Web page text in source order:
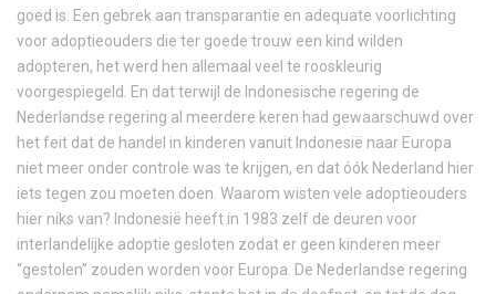
goed is. Een gebrek aan transparantie en adequate voorlichting
voor adoptieouders die ter goede trouw een kind wilden
adopteren, het werd hen allemaal veel te rooskleurig
voorgespiegeld. En dat terwijl de Indonesische regering de
Nederlandse regering al meerdere keren had gewaarschuwd over
het feit dat de handel in kinderen vanuit Indonesië naar Europa
niet meer onder controle was te krijgen, en dat óók Nederland hier
iets tegen zou moeten doen. Waarom wisten vele adoptieouders
hier niks van? Indonesië heeft in 1983 zelf de deuren voor
interlandelijke adoptie gesloten zodat er geen kinderen meer
“gestolen” zouden worden voor Europa. De Nederlandse regering